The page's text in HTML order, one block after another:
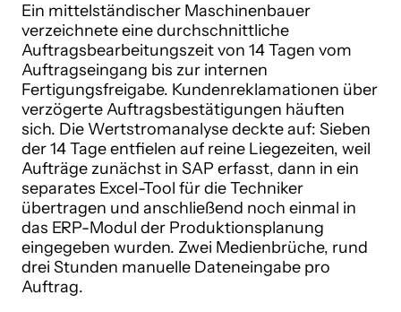
Ein mittelständischer Maschinenbauer
verzeichnete eine durchschnittliche
Auftragsbearbeitungszeit von 14 Tagen vom
Auftragseingang bis zur internen
Fertigungsfreigabe. Kundenreklamationen über
verzögerte Auftragsbestätigungen häuften
sich. Die Wertstromanalyse deckte auf: Sieben
der 14 Tage entfielen auf reine Liegezeiten, weil
Aufträge zunächst in SAP erfasst, dann in ein
separates Excel-Tool für die Techniker
übertragen und anschließend noch einmal in
das ERP-Modul der Produktionsplanung
eingegeben wurden. Zwei Medienbrüche, rund
drei Stunden manuelle Dateneingabe pro
Auftrag.